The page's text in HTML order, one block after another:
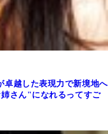
卓越した表現力で新境地へ
さん"になれるってすご